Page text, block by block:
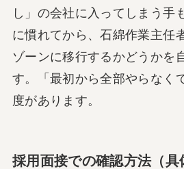
し」の会社に入ってしまう手
に慣れてから、石綿作業主任
ゾーンに移行するかどうかを
す。「最初から全部やらなく
度があります。
採用面接での確認方法（具